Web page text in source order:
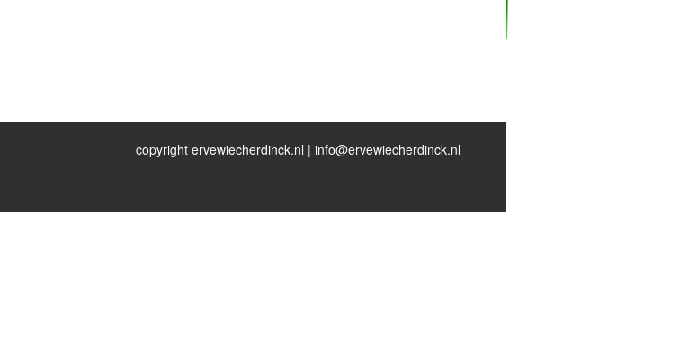
copyright ervewiecherdinck.nl | info@ervewiecherdinck.nl